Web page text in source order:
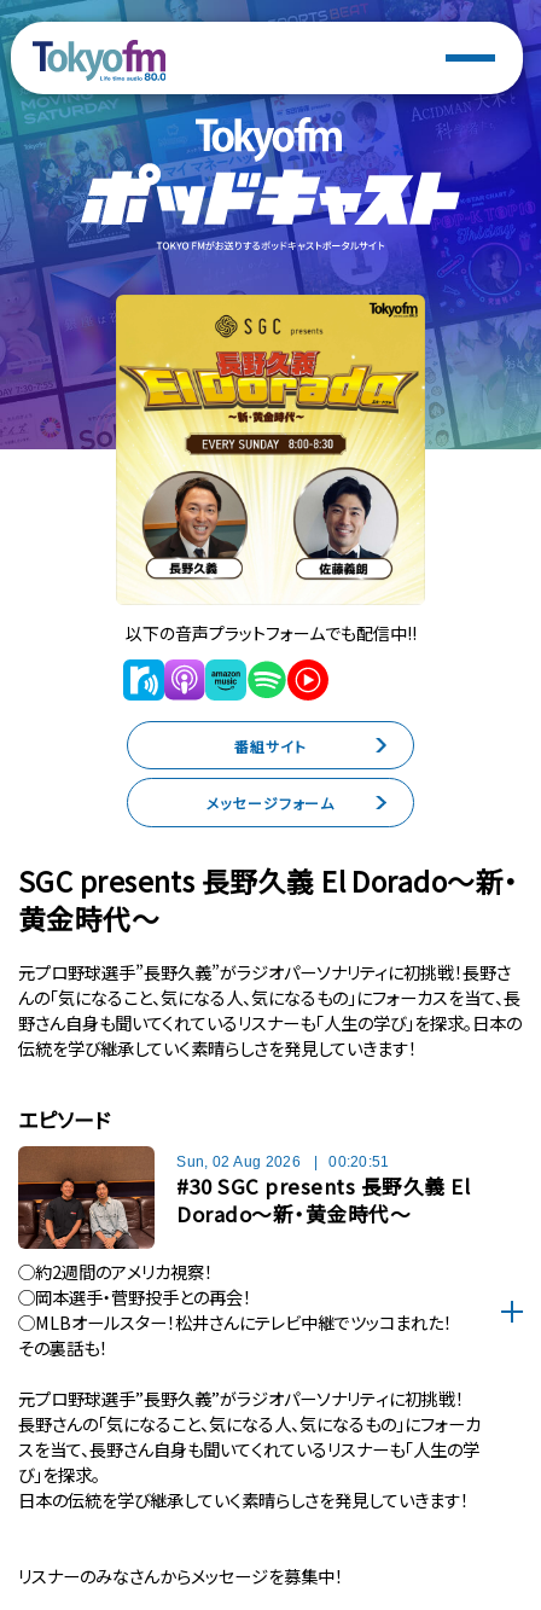
以下の音声プラットフォームでも配信中!!
番組サイト
メッセージフォーム
SGC presents 長野久義 El Dorado〜新・
黄金時代〜
元プロ野球選手”長野久義”がラジオパーソナリティに初挑戦！長野さ
んの「気になること、気になる人、気になるもの」にフォーカスを当て、長
野さん自身も聞いてくれているリスナーも「人生の学び」を探求。日本の
伝統を学び継承していく素晴らしさを発見していきます！
エピソード
Sun, 02 Aug 2026 00:20:51
#30 SGC presents 長野久義 El
Dorado〜新・黄金時代〜
◯約2週間のアメリカ視察！
◯岡本選手・菅野投手との再会！
◯MLBオールスター！松井さんにテレビ中継でツッコまれた！
その裏話も！
元プロ野球選手”長野久義”がラジオパーソナリティに初挑戦！
長野さんの「気になること、気になる人、気になるもの」にフォーカ
スを当て、長野さん自身も聞いてくれているリスナーも「人生の学
び」を探求。
日本の伝統を学び継承していく素晴らしさを発見していきます！
リスナーのみなさんからメッセージを募集中！